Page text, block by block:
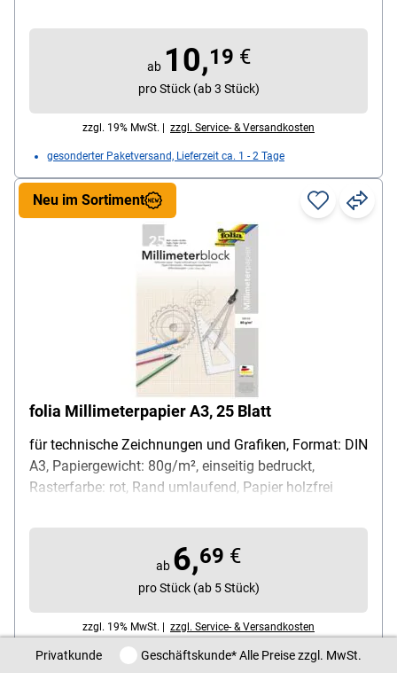
ab 10,19 €
pro Stück (ab 3 Stück)
zzgl. 19% MwSt. | zzgl. Service- & Versandkosten
gesonderter Paketversand, Lieferzeit ca. 1 - 2 Tage
folia Millimeterpapier A3, 25 Blatt
für technische Zeichnungen und Grafiken, Format: DIN
A3, Papiergewicht: 80g/m², einseitig bedruckt,
Rasterfarbe: rot, Rand umlaufend, Papier holzfrei
Block
Neu im Sortiment
ab 6,69 €
pro Stück (ab 5 Stück)
zzgl. 19% MwSt. | zzgl. Service- & Versandkosten
sofort lieferbar, Lieferzeit 1 Werktag
PrivatkundePrivatkunde / Geschäftskunde
Geschäftskunde* Alle Preise zzgl. MwSt.